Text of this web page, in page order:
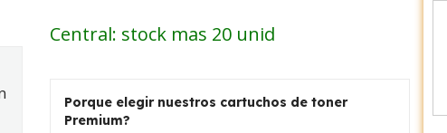
Central: stock mas 20 unid
Porque elegir nuestros cartuchos de toner
Premium?